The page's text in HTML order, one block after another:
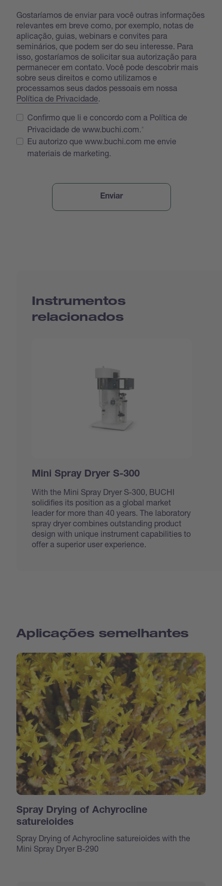
Gostaríamos de enviar para você outras informações
relevantes em breve como, por exemplo, notas de
aplicação, guias, webinars e convites para
seminários, que podem ser do seu interesse. Para
isso, gostaríamos de solicitar sua autorização para
permanecer em contato. Você pode descobrir mais
sobre seus direitos e como utilizamos e
processamos seus dados pessoais em nossa
Política de Privacidade
Confirmo que li e concordo com a Política de
Privacidade de www.buchi.com.
Eu autorizo que www.buchi.com me envie
materiais de marketing.
Instrumentos
relacionados
Mini Spray Dryer S-300
With the Mini Spray Dryer S-300, BUCHI
solidifies its position as a global market
leader for more than 40 years. The laboratory
spray dryer combines outstanding product
design with unique instrument capabilities to
offer a superior user experience.
Aplicações semelhantes
Spray Drying of Achyrocline
satureioides
Spray Drying of Achyrocline satureioides with the
Mini Spray Dryer B-290